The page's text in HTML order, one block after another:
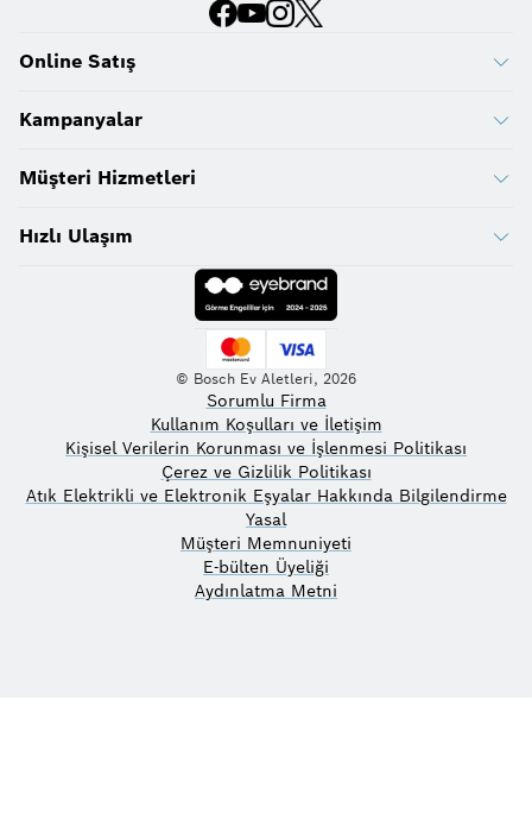
Online Satış
Kampanyalar
Müşteri Hizmetleri
Hızlı Ulaşım
© Bosch Ev Aletleri, 2026
Sorumlu Firma
Kullanım Koşulları ve İletişim
Kişisel Verilerin Korunması ve İşlenmesi Politikası
Çerez ve Gizlilik Politikası
Atık Elektrikli ve Elektronik Eşyalar Hakkında Bilgilendirme
Yasal
Müşteri Memnuniyeti
E-bülten Üyeliği
Aydınlatma Metni